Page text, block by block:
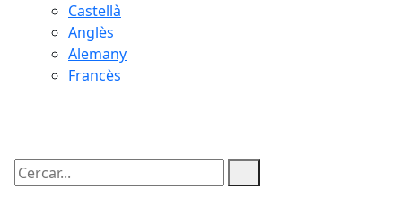
Castellà
Anglès
Alemany
Francès
Cercar: